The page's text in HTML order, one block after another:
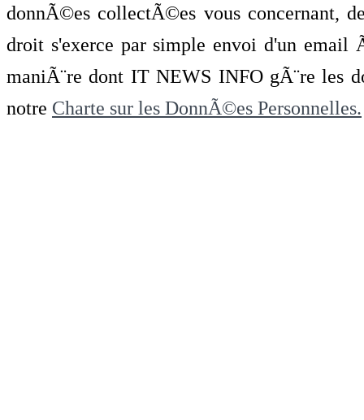
donnÃ©es collectÃ©es vous concernant,
droit s'exerce par simple envoi d'un
maniÃ¨re dont IT NEWS INFO gÃ¨re les
notre Charte sur les DonnÃ©es Personnelles.